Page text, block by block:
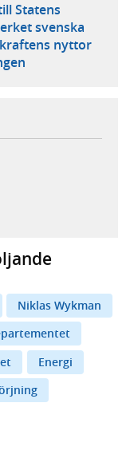
Statens
svenska
nyttor
webbplats,
webbplats,
Niklas Wykman
Energi